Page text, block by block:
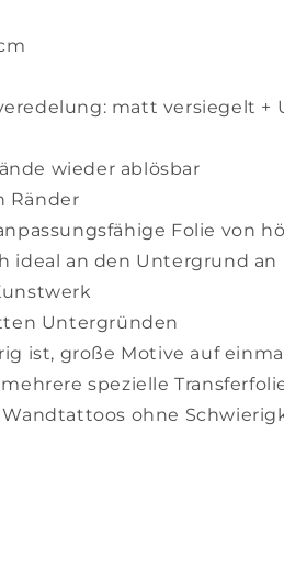
matt versiegelt +
wieder ablösbar
Ränder
Folie von
ideal an den Untergrund
Untergründen
ist, große Motive auf
spezielle
ohne